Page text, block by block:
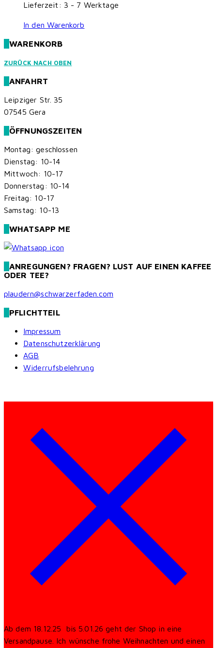
Lieferzeit: 3 - 7 Werktage
In den Warenkorb
WARENKORB
ZURÜCK NACH OBEN
ANFAHRT
Leipziger Str. 35
07545 Gera
ÖFFNUNGSZEITEN
Montag: geschlossen
Dienstag: 10-14
Mittwoch: 10-17
Donnerstag: 10-14
Freitag: 10-17
Samstag: 10-13
WHATSAPP ME
ANREGUNGEN? FRAGEN? LUST AUF EINEN KAFFEE
ODER TEE?
plaudern@schwarzerfaden.com
PFLICHTTEIL
Impressum
Datenschutzerklärung
AGB
Widerrufsbelehrung
Ab dem 18.12.25 bis 5.01.26 geht der Shop in eine
Versandpause. Ich wünsche frohe Weihnachten und einen